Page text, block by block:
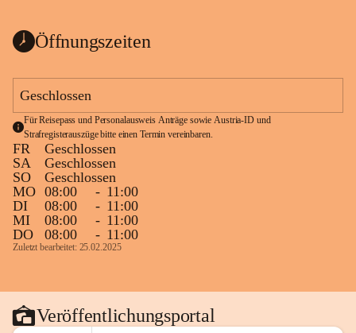
Öffnungszeiten
Geschlossen
Für Reisepass und Personalausweis Anträge sowie Austria-ID und
Strafregisterauszüge bitte einen Termin vereinbaren.
FR
Geschlossen
SA
Geschlossen
SO
Geschlossen
MO 08:00 - 11:00
DI
08:00 - 11:00
MI
08:00 - 11:00
DO
08:00 - 11:00
Zuletzt bearbeitet: 25.02.2025
Veröffentlichungsportal